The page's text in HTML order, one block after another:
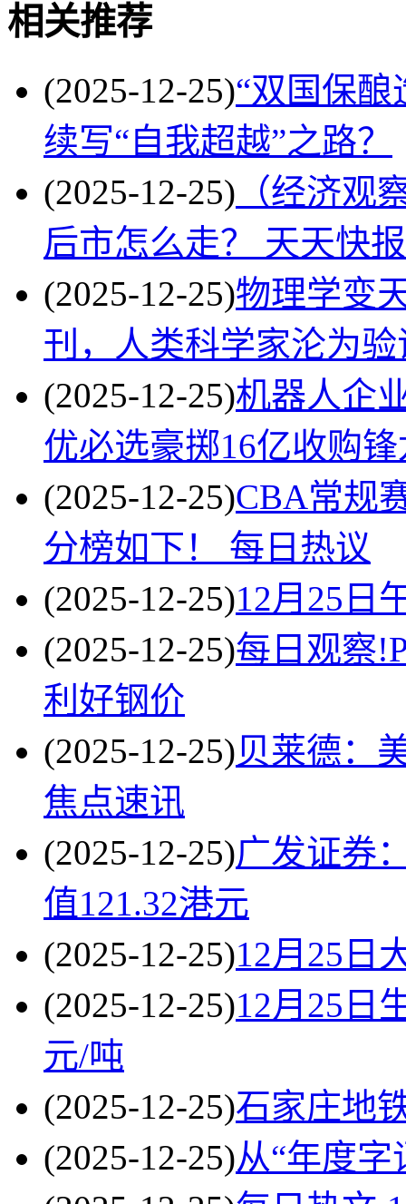
相关推荐
(2025-12-25)“双国保酿
续写“自我超越”之路？
(2025-12-25) （经济观
后市怎么走？ 天天快报
(2025-12-25)物理学变
刊，人类科学家沦为
(2025-12-25)机器人企
优必选豪掷16亿收购
(2025-12-25)CBA常规
分榜如下！ 每日热议
(2025-12-25)12月25日
(2025-12-25)每日观察
利好钢价
(2025-12-25)贝莱德：
焦点速讯
(2025-12-25)广发证券
值121.32港元
(2025-12-25)12月25日
(2025-12-25)12月25日
元/吨
(2025-12-25)石家庄地
(2025-12-25)从“年度